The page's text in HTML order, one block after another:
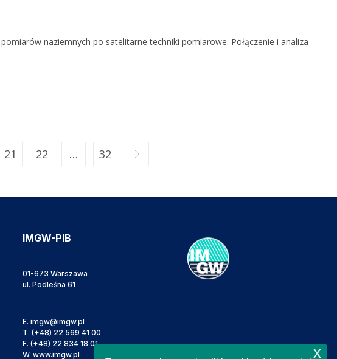
naziemnych po satelitarne techniki pomiarowe. Połączenie i analiza
21 22 … 32
IMGW-PIB
01-673 Warszawa
ul. Podleśna 61
E. imgw@imgw.pl
T. (+48) 22 569 41 00
F. (+48) 22 834 18 01
W. www.imgw.pl x